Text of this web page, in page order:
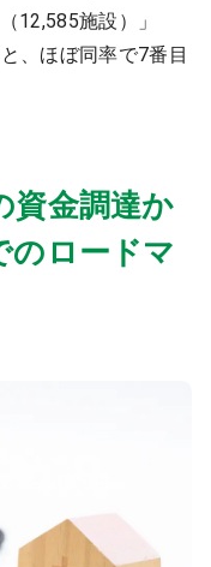
12,585施設）」
、ほぼ同率で7番目
資金調達か
のロードマ